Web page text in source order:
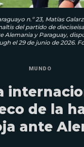
n.º 23, Matías
del partido de
Alemania y Paraguay,
el 29 de junio de 2026.
MUNDO
de la
ante